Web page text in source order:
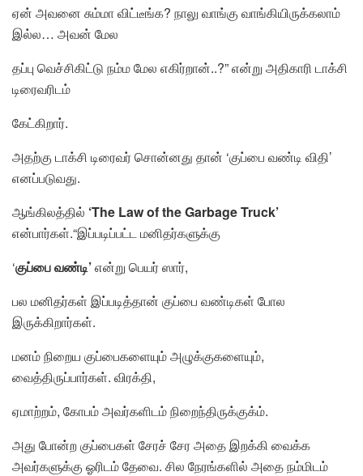
ஏன் அவனை சும்மா விட்டீங்க? நாலு வாங்கு வாங்கியிருக்கலாம்
இல்ல… அவன் மேல
தப்பு வெச்சிகிட்டு நம்ம மேல எகிர்றான்..?” என்று அதிகாரி டாக்சி
டிரைவரிடம்
கேட்கிறார்.
அதற்கு டாக்சி டிரைவர் சொன்னது தான் ‘குப்பை வண்டி விதி’
எனப்படுவது.
ஆங்கிலத்தில் ‘The Law of the Garbage Truck’
என்பார்கள்.“இப்படிப்பட்ட மனிதர்களுக்கு
‘குப்பை வண்டி’என்று பெயர் ஸார்,
பல மனிதர்கள் இப்படித்தான் குப்பை வண்டிகள் போல
இருக்கிறார்கள்.
மனம் நிறைய குப்பைகளையும் அழுக்குகளையும்,
வைத்திருப்பார்கள். விரக்தி,
ஏமாற்றம், கோபம் அவர்களிடம் நிறைந்திருக்குக்ம்.
அது போன்ற குப்பைகள் சேரச் சேர அதை இறக்கி வைக்க
அவர்களுக்கு ஓரிடம் தேவை. சில நேரங்களில் அதை நம்மிடம்